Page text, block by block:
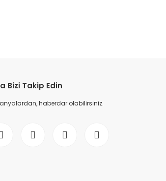
Bizi Takip Edin
haberdar olabilirsiniz.